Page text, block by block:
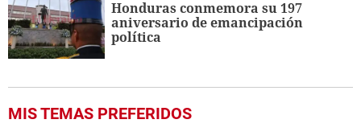
Honduras conmemora su 197
aniversario de emancipación
política
MIS TEMAS PREFERIDOS